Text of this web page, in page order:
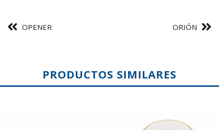
OPENER ORIÓN
PRODUCTOS SIMILARES